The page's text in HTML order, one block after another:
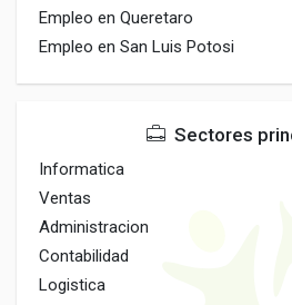
Empleo en Queretaro
Empleo en San Luis Potosi
Sectores
Informatica
Ventas
Administracion
Contabilidad
Logistica